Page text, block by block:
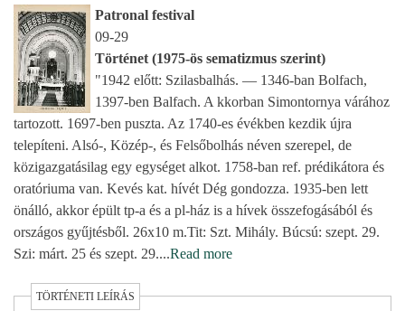
Patronal festival
09-29
Történet (1975-ös sematizmus szerint)
"1942 előtt: Szilasbalhás. — 1346-ban Bolfach,
1397-ben Balfach. A kkorban Simontornya várához
tartozott. 1697-ben puszta. Az 1740-es évékben kezdik újra
telepíteni. Alsó-, Közép-, és Felsőbolhás néven szerepel, de
közigazgatásilag egy egységet alkot. 1758-ban ref. prédikátora és
oratóriuma van. Kevés kat. hívét Dég gondozza. 1935-ben lett
önálló, akkor épült tp-a és a pl-ház is a hívek összefogásából és
országos gyűjtésből. 26x10 m.Tit: Szt. Mihály. Búcsú: szept. 29.
Szi: márt. 25 és szept. 29....Read more
TÖRTÉNETI LEÍRÁS